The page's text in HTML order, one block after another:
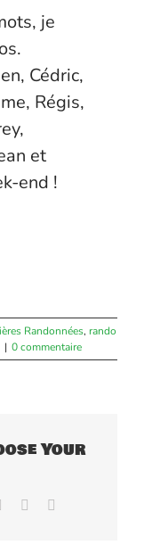
je
, Cédric,
Régis,
et
end !
Randonnées, rando
| 0 commentaire
Your
Pinterest